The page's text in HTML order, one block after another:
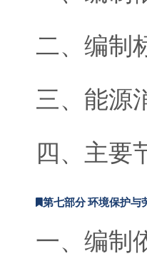
二、编制
三、能源
四、主要
第七部分 环境保护与
一、编制